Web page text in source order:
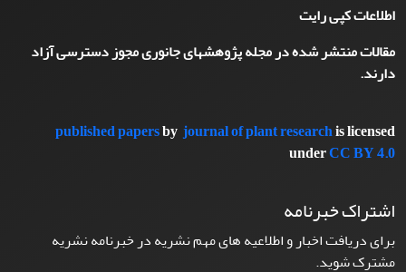
اطلاعات کپی رایت
مقالات منتشر شده در مجله پژوهشهای جانوری مجوز دسترسی آزاد
دارند.
published papersbyjournal of plant researchis licensed
underCC BY 4.0
اشتراک خبرنامه
برای دریافت اخبار و اطلاعیه های مهم نشریه در خبرنامه نشریه
مشترک شوید.